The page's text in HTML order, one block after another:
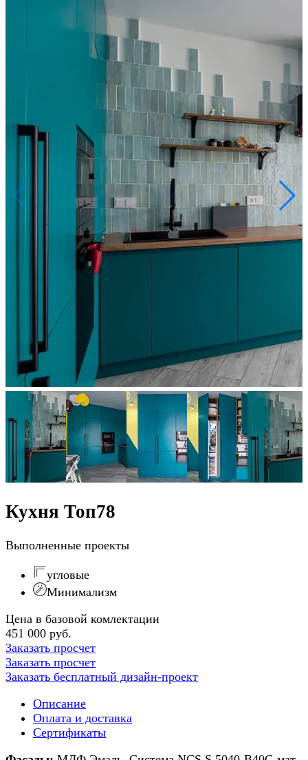
Кухня Топ78
Выполненные проекты
угловые
Минимализм
Цена в базовой комлектации
451 000 руб.
Заказать просчет
Заказать просчет
Заказать бесплатный дизайн-проект
Описание
Оплата и доставка
Сертификаты